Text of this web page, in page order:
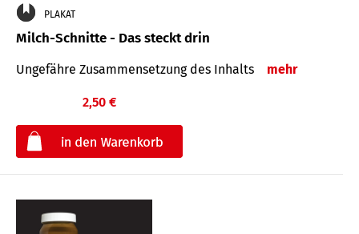
PLAKAT
Milch-Schnitte - Das steckt drin
Ungefähre Zu­sammen­setzung des Inhalts mehr
2,50 €